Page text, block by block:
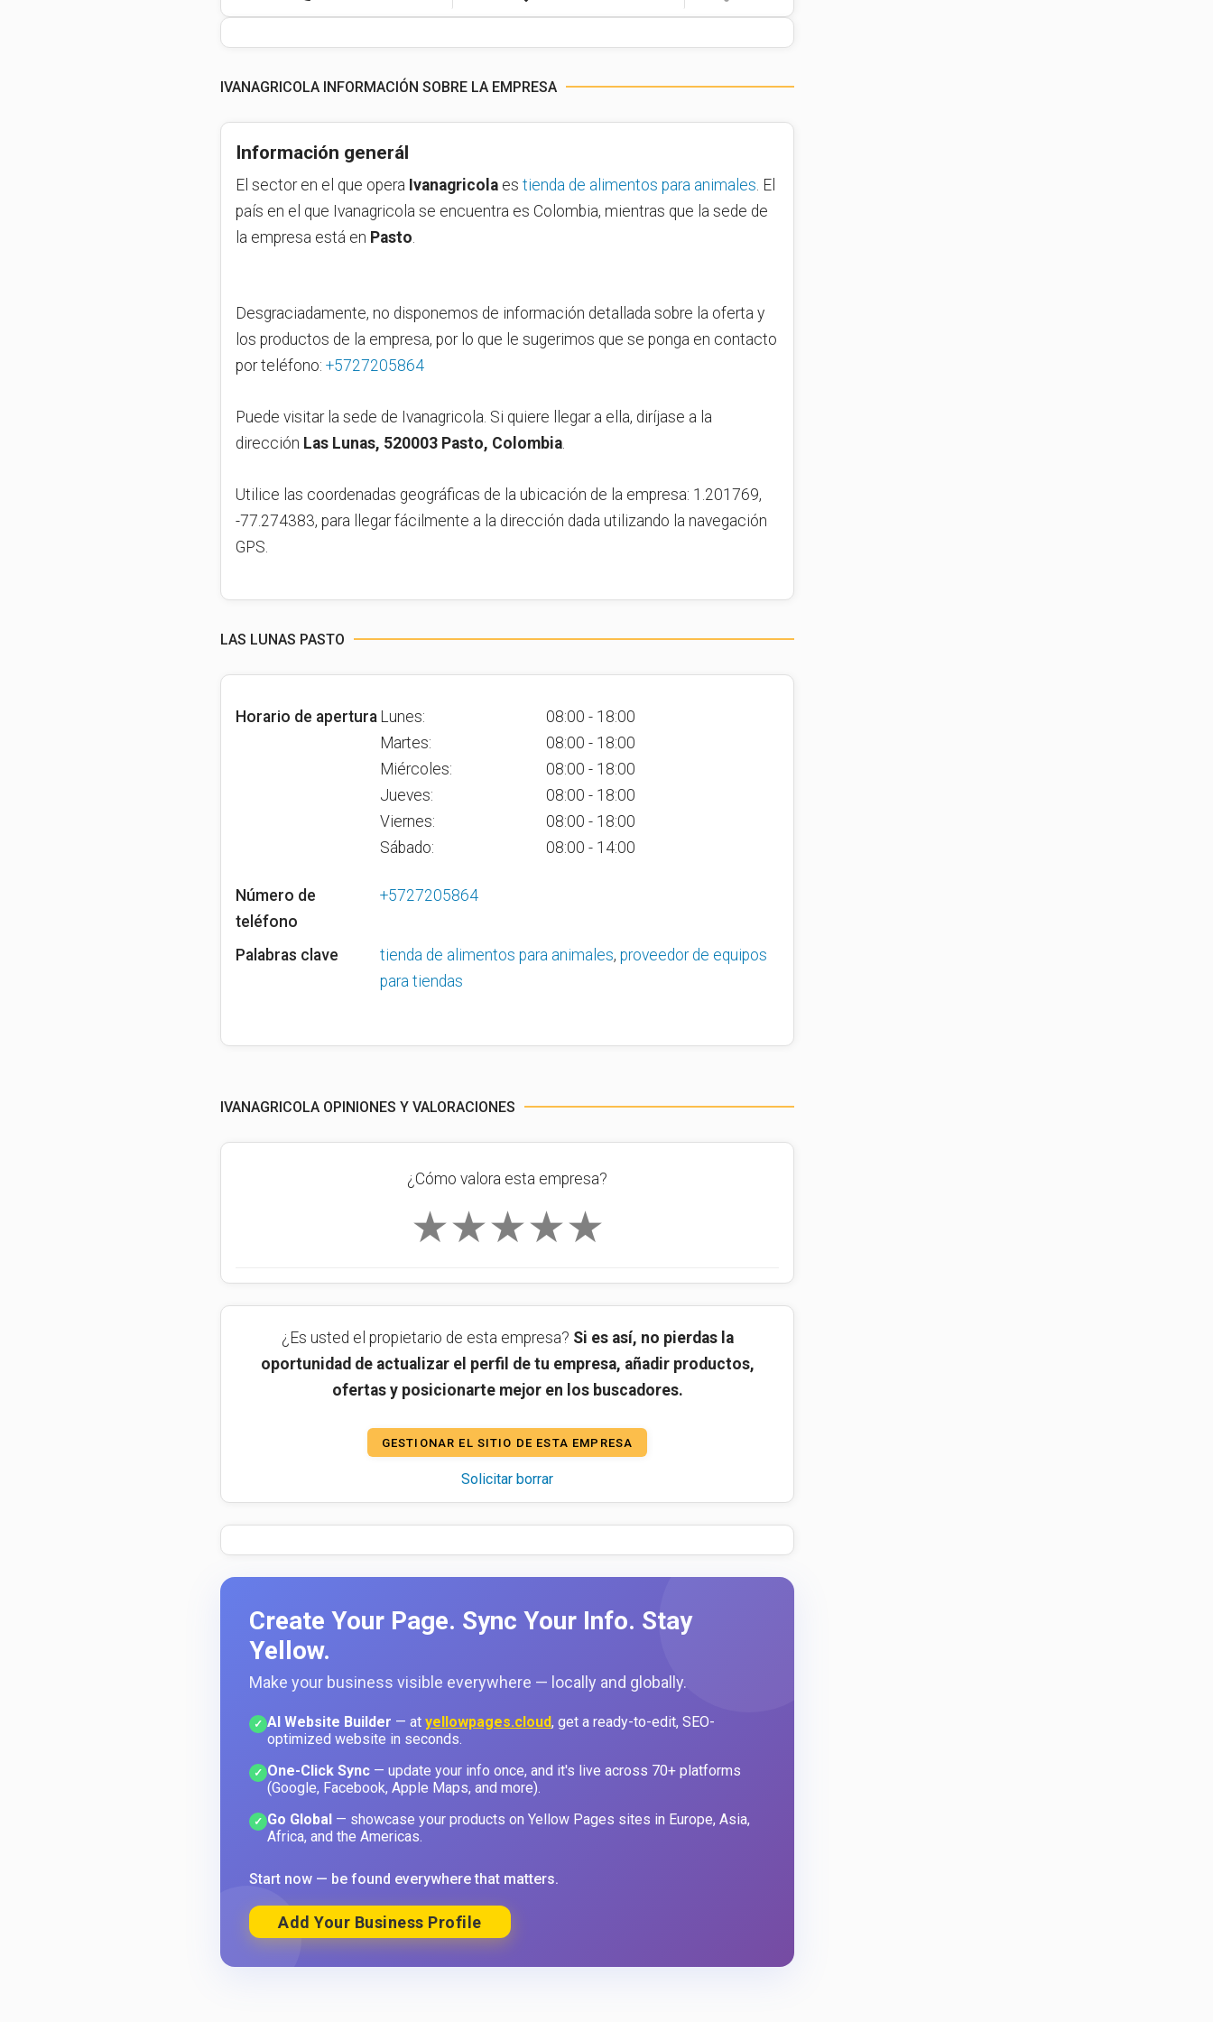
IVANAGRICOLA INFORMACIÓN SOBRE LA EMPRESA
Información generál
El sector en el que opera Ivanagricola es tienda de alimentos para animales. El
país en el que Ivanagricola se encuentra es Colombia, mientras que la sede de
la empresa está en Pasto.
Desgraciadamente, no disponemos de información detallada sobre la oferta y
los productos de la empresa, por lo que le sugerimos que se ponga en contacto
por teléfono: +5727205864
Puede visitar la sede de Ivanagricola. Si quiere llegar a ella, diríjase a la
dirección Las Lunas, 520003 Pasto, Colombia
Utilice las coordenadas geográficas de la ubicación de la empresa: 1.201769,
-77.274383, para llegar fácilmente a la dirección dada utilizando la navegación
GPS.
LAS LUNAS PASTO
Horario de apertura Lunes:
08:00 - 18:00
Martes:
08:00 - 18:00
Miércoles:
08:00 - 18:00
Jueves:
08:00 - 18:00
Viernes:
08:00 - 18:00
Sábado:
08:00 - 14:00
Número de
teléfono
+5727205864
Palabras clave tienda de alimentos para animales,proveedor de equipos
para tiendas
IVANAGRICOLA OPINIONES Y VALORACIONES
¿Cómo valora esta empresa?
★
★
★
★
★
¿Es usted el propietario de esta empresa? Si es así, no pierdas la
oportunidad de actualizar el perfil de tu empresa, añadir productos,
ofertas y posicionarte mejor en los buscadores.
GESTIONAR EL SITIO DE ESTA EMPRESA
Solicitar borrar
Create Your Page. Sync Your Info. Stay
Yellow.
Make your business visible everywhere — locally and globally.
✓ AI Website Builder — at yellowpages.cloud, get a ready-to-edit, SEO-
optimized website in seconds.
✓ One-Click Sync — update your info once, and it's live across 70+ platforms
(Google, Facebook, Apple Maps, and more).
✓ Go Global — showcase your products on Yellow Pages sites in Europe, Asia,
Africa, and the Americas.
Start now — be found everywhere that matters.
Add Your Business Profile